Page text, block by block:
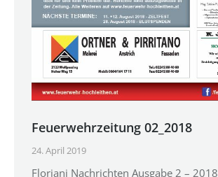
Feuerwehrzeitung 02_2018
24. April 2019
Floriani Nachrichten Ausgabe 2 – 2018